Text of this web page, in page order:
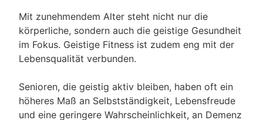
Mit zunehmendem Alter steht nicht nur die
körperliche, sondern auch die geistige Gesundheit
im Fokus. Geistige Fitness ist zudem eng mit der
Lebensqualität verbunden.
Senioren, die geistig aktiv bleiben, haben oft ein
höheres Maß an Selbstständigkeit, Lebensfreude
und eine geringere Wahrscheinlichkeit, an Demenz